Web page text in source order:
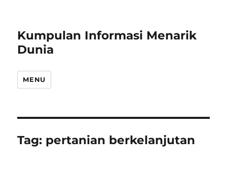
Kumpulan Informasi Menarik
Dunia
MENU
Tag: pertanian berkelanjutan